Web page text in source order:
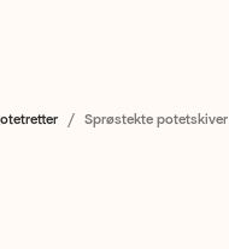
Sprøstekte